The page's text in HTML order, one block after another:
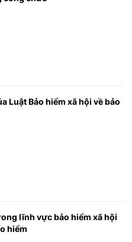
Luật Bảo hiểm xã hội về bảo
lĩnh vực bảo hiểm xã hội
hiểm